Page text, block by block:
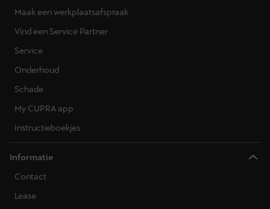
Maak een werkplaatsafspraak
Vind een Service Partner
Service
Onderhoud
Schade
My CUPRA app
Instructieboekjes
Informatie
Contact
Lease